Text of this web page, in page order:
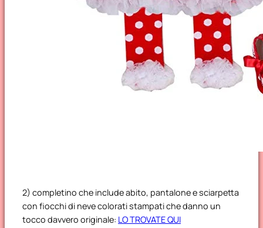
2) completino che include abito, pantalone e sciarpetta
con fiocchi di neve colorati stampati che danno un
tocco davvero originale: LO TROVATE QUI